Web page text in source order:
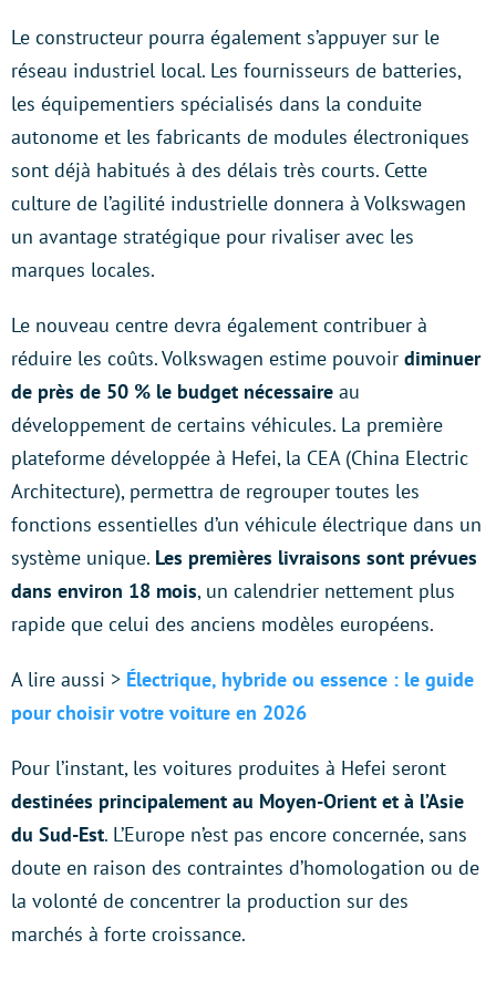
Le constructeur pourra également s’appuyer sur le
réseau industriel local. Les fournisseurs de batteries,
les équipementiers spécialisés dans la conduite
autonome et les fabricants de modules électroniques
sont déjà habitués à des délais très courts. Cette
culture de l’agilité industrielle donnera à Volkswagen
un avantage stratégique pour rivaliser avec les
marques locales.
Le nouveau centre devra également contribuer à
réduire les coûts. Volkswagen estime pouvoir diminuer
de près de 50 % le budget nécessaire au
développement de certains véhicules. La première
plateforme développée à Hefei, la CEA (China Electric
Architecture), permettra de regrouper toutes les
fonctions essentielles d’un véhicule électrique dans un
système unique. Les premières livraisons sont prévues
dans environ 18 mois, un calendrier nettement plus
rapide que celui des anciens modèles européens.
A lire aussi > Électrique, hybride ou essence : le guide
pour choisir votre voiture en 2026
Pour l’instant, les voitures produites à Hefei seront
destinées principalement au Moyen-Orient et à l’Asie
du Sud-Est. L’Europe n’est pas encore concernée, sans
doute en raison des contraintes d’homologation ou de
la volonté de concentrer la production sur des
marchés à forte croissance.